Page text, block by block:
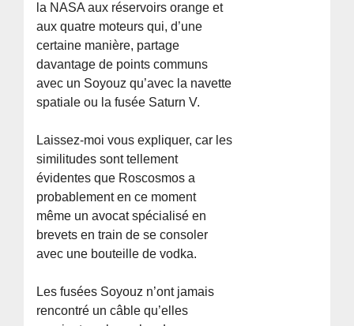
la NASA aux réservoirs orange et
aux quatre moteurs qui, d’une
certaine manière, partage
davantage de points communs
avec un Soyouz qu’avec la navette
spatiale ou la fusée Saturn V.
Laissez-moi vous expliquer, car les
similitudes sont tellement
évidentes que Roscosmos a
probablement en ce moment
même un avocat spécialisé en
brevets en train de se consoler
avec une bouteille de vodka.
Les fusées Soyouz n’ont jamais
rencontré un câble qu’elles